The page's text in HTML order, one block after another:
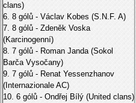
clans)
6. 8 gólů - Václav Kobes (S.N.F. A)
7. 8 gólů - Zdeněk Voska
(Karcinogenní)
8. 7 gólů - Roman Janda (Sokol
Barča Vysočany)
9. 7 gólů - Renat Yessenzhanov
(Internazionale AC)
10. 6 gólů - Ondřej Bílý (United clans)